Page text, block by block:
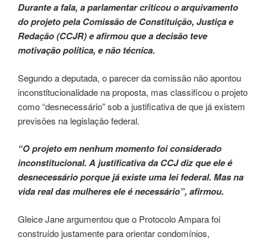
Durante a fala, a parlamentar criticou o arquivamento
do projeto pela Comissão de Constituição, Justiça e
Redação (CCJR) e afirmou que a decisão teve
motivação política, e não técnica.
Segundo a deputada, o parecer da comissão não apontou
inconstitucionalidade na proposta, mas classificou o projeto
como “desnecessário” sob a justificativa de que já existem
previsões na legislação federal.
“O projeto em nenhum momento foi considerado
inconstitucional. A justificativa da CCJ diz que ele é
desnecessário porque já existe uma lei federal. Mas na
vida real das mulheres ele é necessário”, afirmou.
Gleice Jane argumentou que o Protocolo Ampara foi
construído justamente para orientar condomínios,